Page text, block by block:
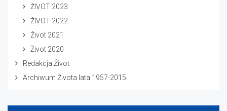
ŽIVOT 2023
ŽIVOT 2022
Život 2021
Život 2020
Redakcja Život
Archiwum Života lata 1957-2015